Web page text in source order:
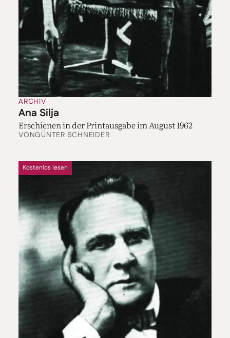
ARCHIV
Ana Silja
Erschienen in der Printausgabe im August 1962
VONGÜNTER SCHNEIDER
Kostenlos lesen